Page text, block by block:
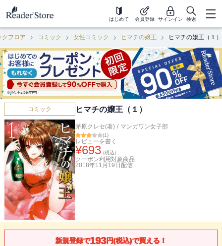
はじめて 会員登録 サインイン 検索
クフロア コミック 女性コミック ヒマチの嬢王 ヒマチの嬢王（１）
コミック ヒマチの嬢王（１）
茅原クレセ(著) / マンガワン女子部
(1)
レビューを書く
¥693 (税込)
クーポン利用対象商品
2018年11月19日 配信
新規登録で193円(税込)で買える！